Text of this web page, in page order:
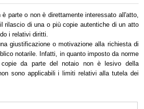
parte o non è direttamente interessato all'atto,
rilascio di una o più copie autentiche di un atto
i relativi diritti.
giustificazione o motivazione alla richiesta di
notarile. Infatti, in quanto imposto da norme
da parte del notaio non è lesivo della
sono applicabili i limiti relativi alla tutela dei